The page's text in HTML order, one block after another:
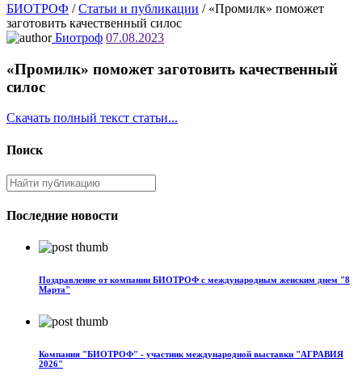
БИОТРОФ /Статьи и публикации / «Промилк» поможет
заготовить качественный силос
Биотроф 07.08.2023
«Промилк» поможет заготовить качественный
силос
Скачать полный текст статьи...
Поиск
Последние новости
Поздравление от компании БИОТРОФ с международным женским днем "8
Марта"
Компания "БИОТРОФ" - участник международной выставки "АГРАВИЯ
2026"